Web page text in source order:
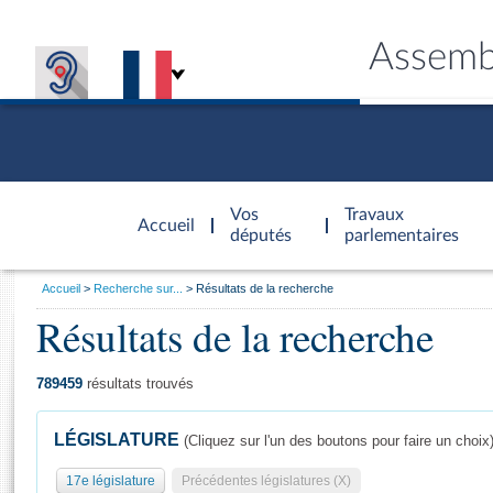
Accueil
d'accueil
Vos
députés
Travaux
parlementaires
Général
Vous
Accueil Recherche sur... Résultats de la recherche
Résultats de la recherche
789459 résultats trouvés
LÉGISLATURE (Cliquez sur l'un des boutons pour faire un choix)
17e législature Précédentes législatures (X)